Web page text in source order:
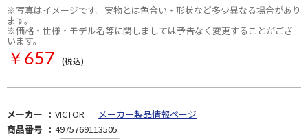
※写真はイメージです。実物とは色合い・形状など多少異なる場合があり
ます。
※価格・仕様・モデル名等に関しましては予告なく変更することがござ
います。
￥657 (税込)
メーカー VICTOR
メーカー製品情報ページ
商品番号
4975769113505